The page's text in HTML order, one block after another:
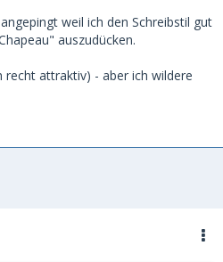
weil ich den Schreibstil gut
auszudücken.
recht attraktiv) - aber ich wildere